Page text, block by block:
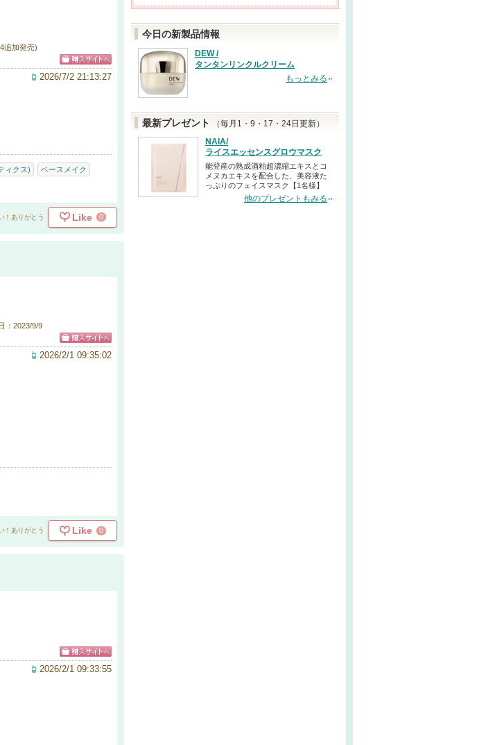
追加発売)
2026/7/2 21:13:27
ィクス) ベースメイク
！ありがとう Like 0
：2023/9/9
2026/2/1 09:35:02
！ありがとう Like 0
2026/2/1 09:33:55
今日の新製品情報
DEW /
タンタンリンクルクリーム
もっとみる
最新プレゼント
（毎月1・9・17・24日更新）
NAIA/
ライスエッセンスグロウマスク
能登産の熟成酒粕超濃縮エキスとコ
メヌカエキスを配合した、美容液た
っぷりのフェイスマスク【1名様】
他のプレゼントもみる